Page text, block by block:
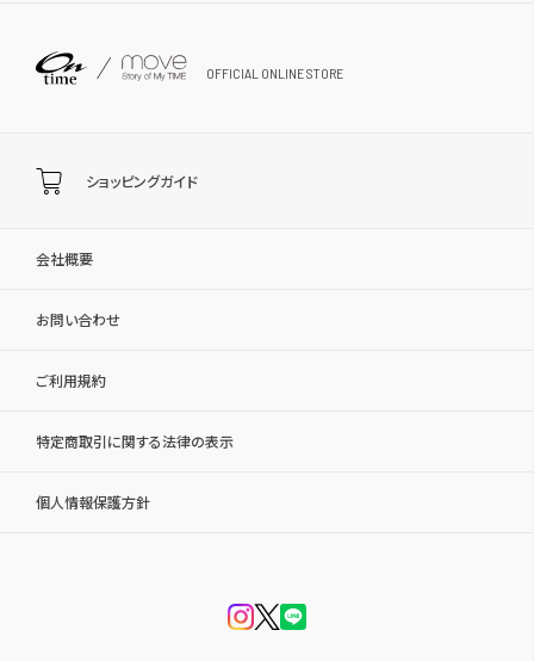
OFFICIAL ONLINE STORE
会社概要
お問い合わせ
ご利用規約
特定商取引に関する法律の表示
個人情報保護方針
ショッピングガイド